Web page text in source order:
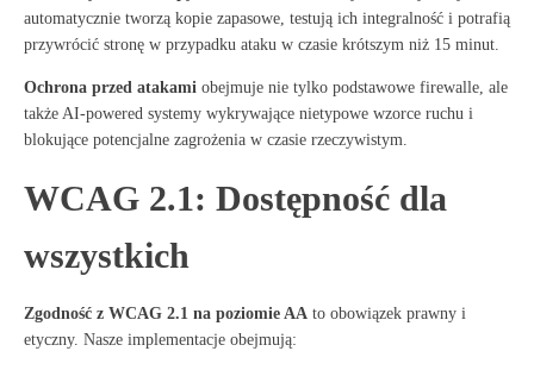
automatycznie tworzą kopie zapasowe, testują ich integralność i potrafią
przywrócić stronę w przypadku ataku w czasie krótszym niż 15 minut.
Ochrona przed atakami obejmuje nie tylko podstawowe firewalle, ale
także AI-powered systemy wykrywające nietypowe wzorce ruchu i
blokujące potencjalne zagrożenia w czasie rzeczywistym.
WCAG 2.1: Dostępność dla
wszystkich
Zgodność z WCAG 2.1 na poziomie AA to obowiązek prawny i
etyczny. Nasze implementacje obejmują: